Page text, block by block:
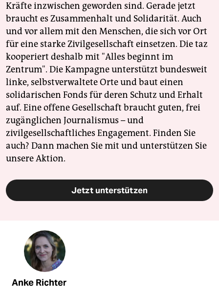
Kräfte inzwischen geworden sind. Gerade jetzt
braucht es Zusammenhalt und Solidarität. Auch
und vor allem mit den Menschen, die sich vor Ort
für eine starke Zivilgesellschaft einsetzen. Die taz
kooperiert deshalb mit "Alles beginnt im
Zentrum". Die Kampagne unterstützt bundesweit
linke, selbstverwaltete Orte und baut einen
solidarischen Fonds für deren Schutz und Erhalt
auf. Eine offene Gesellschaft braucht guten, frei
zugänglichen Journalismus – und
zivilgesellschaftliches Engagement. Finden Sie
auch? Dann machen Sie mit und unterstützen Sie
unsere Aktion.
Jetzt unterstützen
Anke Richter